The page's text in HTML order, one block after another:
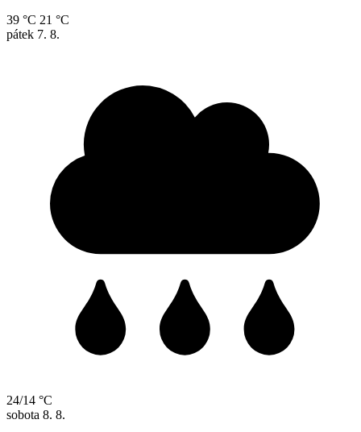
39 °C 21 °C
pátek 7. 8.
24/14 °C
sobota 8. 8.